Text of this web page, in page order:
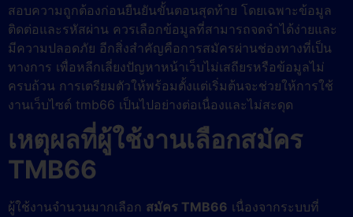
สอบความถูกต้องก่อนยืนยันขั้นตอนสุดท้าย โดยเฉพาะข้อมูล
ติดต่อและรหัสผ่าน ควรเลือกข้อมูลที่สามารถจดจำได้ง่ายและ
มีความปลอดภัย อีกสิ่งสำคัญคือการสมัครผ่านช่องทางที่เป็น
ทางการ เพื่อหลีกเลี่ยงปัญหาหน้าเว็บไม่เสถียรหรือข้อมูลไม่
ครบถ้วน การเตรียมตัวให้พร้อมตั้งแต่เริ่มต้นจะช่วยให้การใช้
งานเว็บไซต์ tmb66 เป็นไปอย่างต่อเนื่องและไม่สะดุด
เหตุผลที่ผู้ใช้งานเลือกสมัคร
TMB66
ผู้ใช้งานจำนวนมากเลือก สมัคร TMB66 เนื่องจากระบบที่